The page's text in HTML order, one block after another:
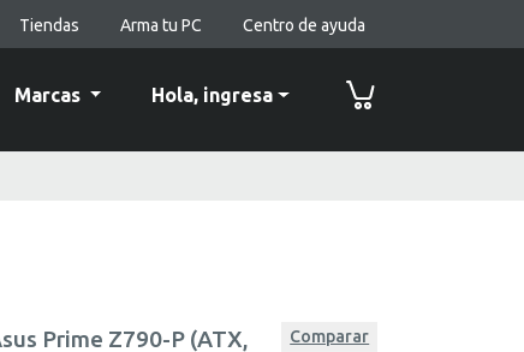
Tiendas Arma tu PC Centro de ayuda
Marcas Hola, ingresa
Prime Z790-P (ATX,
Comparar